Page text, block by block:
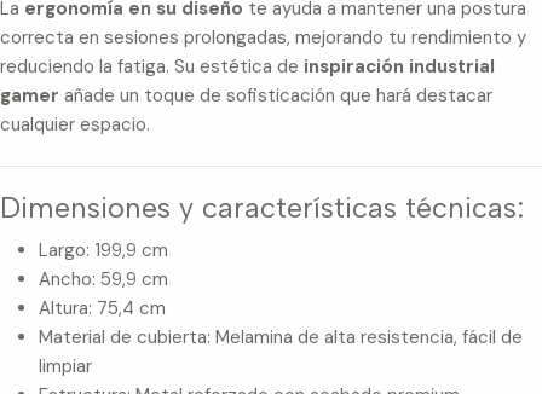
La ergonomía en su diseño te ayuda a mantener una postura
correcta en sesiones prolongadas, mejorando tu rendimiento y
reduciendo la fatiga. Su estética de inspiración industrial
gamer añade un toque de sofisticación que hará destacar
cualquier espacio.
Dimensiones y características técnicas:
Largo: 199,9 cm
Ancho: 59,9 cm
Altura: 75,4 cm
Material de cubierta: Melamina de alta resistencia, fácil de
limpiar